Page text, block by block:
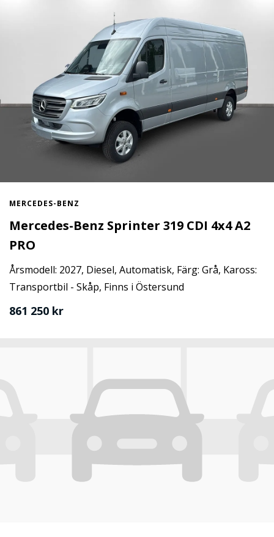
MERCEDES-BENZ
Mercedes-Benz Sprinter 319 CDI 4x4 A2
PRO
Årsmodell: 2027, Diesel, Automatisk, Färg: Grå, Kaross:
Transportbil - Skåp, Finns i Östersund
861 250 kr